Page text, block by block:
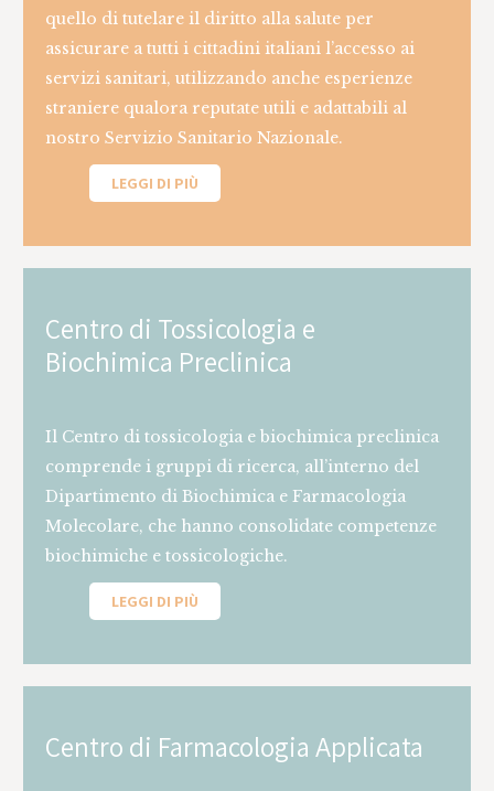
quello di tutelare il diritto alla salute per
assicurare a tutti i cittadini italiani l’accesso ai
servizi sanitari, utilizzando anche esperienze
straniere qualora reputate utili e adattabili al
nostro Servizio Sanitario Nazionale.
LEGGI DI PIÙ
Centro di Tossicologia e
Biochimica Preclinica
Il Centro di tossicologia e biochimica preclinica
comprende i gruppi di ricerca, all’interno del
Dipartimento di Biochimica e Farmacologia
Molecolare, che hanno consolidate competenze
biochimiche e tossicologiche.
LEGGI DI PIÙ
Centro di Farmacologia Applicata